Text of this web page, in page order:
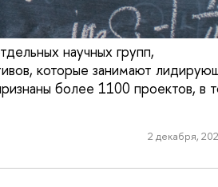
научных групп,
которые занимают
более 1100 проектов, в
2 декабря,